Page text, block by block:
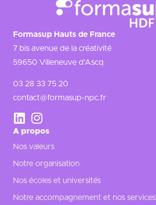
Formasup Hauts de France
7 bis avenue de la créativité
59650 Villeneuve d’Ascq
03 28 33 75 20
contact@formasup-npc.fr
A propos
Nos valeurs
Notre organisation
Nos écoles et universités
Notre accompagnement et nos services